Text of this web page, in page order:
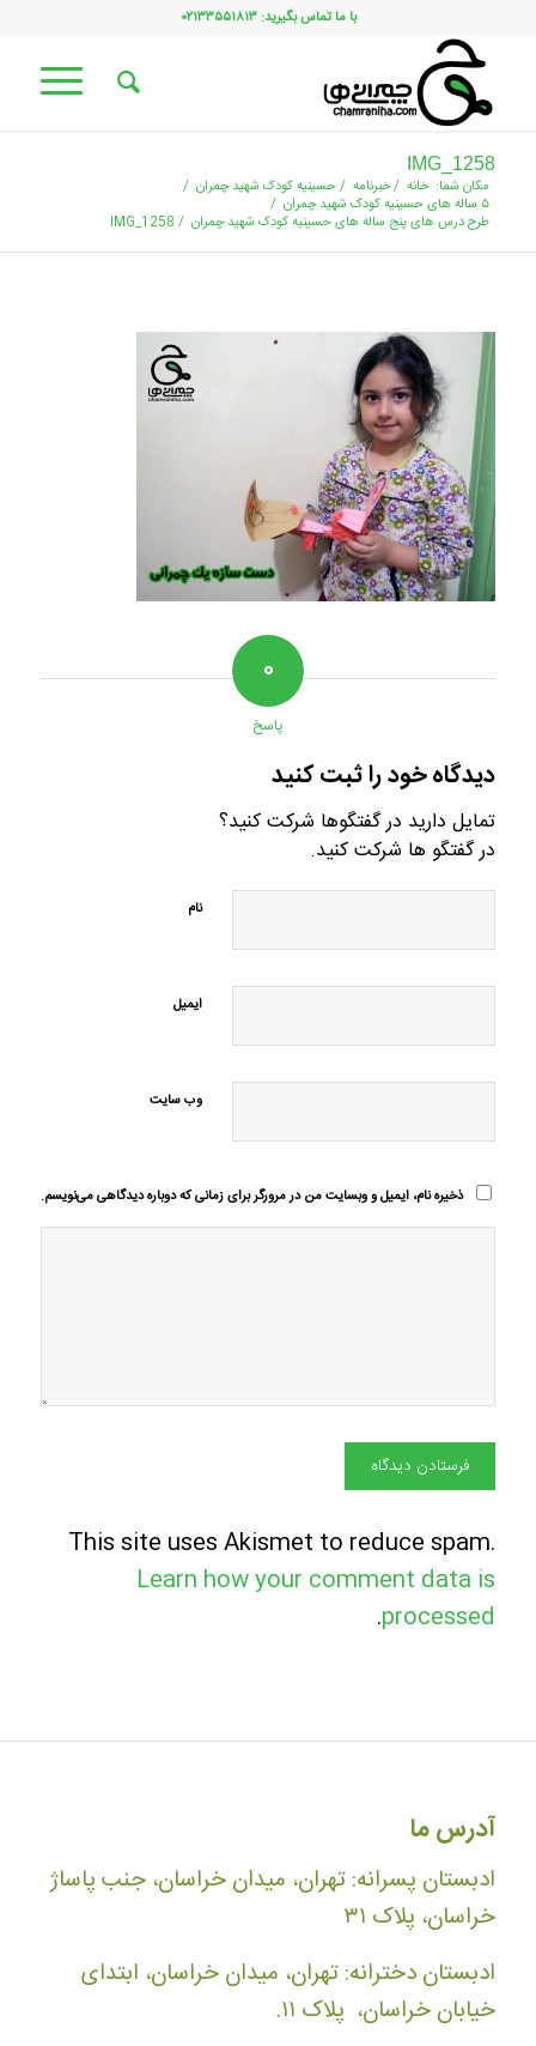
با ما تماس بگیرید: ۰۲۱۳۳۵۵۱۸۱۳
IMG_1258
مکان شما: خانه /خبرنامه /حسینیه کودک شهید چمران /
۵ ساله های حسینیه کودک شهید چمران
/
طرح درس های پنج ساله های حسینیه کودک شهید چمران /
IMG_1258
۰
پاسخ
دیدگاه خود را ثبت کنید
تمایل دارید در گفتگوها شرکت کنید؟
در گفتگو ها شرکت کنید.
نام
ایمیل
وب‌ سایت
ذخیره نام، ایمیل و وبسایت من در مرورگر برای زمانی که دوباره دیدگاهی می‌نویسم.
This site uses Akismet to reduce spam.
Learn how your comment data is
processed
.
آدرس ما
ادبستان پسرانه: تهران، میدان خراسان، جنب پاساژ
خراسان، پلاک ۳۱
ادبستان دخترانه: تهران، میدان خراسان، ابتدای
خیابان خراسان، پلاک ۱۱.